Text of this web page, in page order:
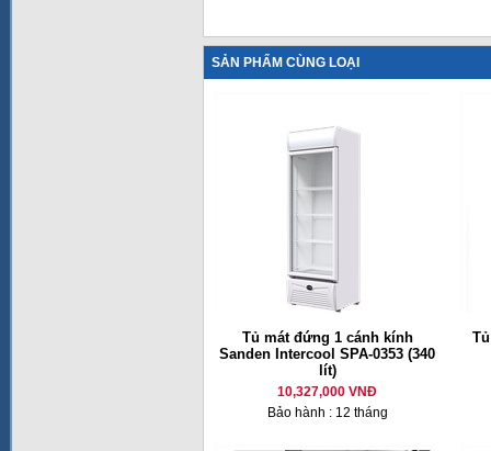
SẢN PHẨM CÙNG LOẠI
Tủ mát đứng 1 cánh kính
Sanden Intercool SPA-0353 (340
lít)
10,327,000 VNĐ
Bảo hành : 12 tháng